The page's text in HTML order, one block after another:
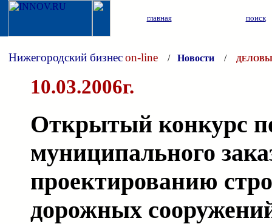
главная поиск
Нижегородский бизнесon-line / Новости /
10.03.2006г.
Открытый конкурс
муниципального
проектированию
дорожных